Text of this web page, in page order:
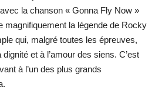
la chanson « Gonna Fly Now »
magnifiquement la légende de Rocky
qui, malgré toutes les épreuves,
et à l’amour des siens. C’est
à l’un des plus grands